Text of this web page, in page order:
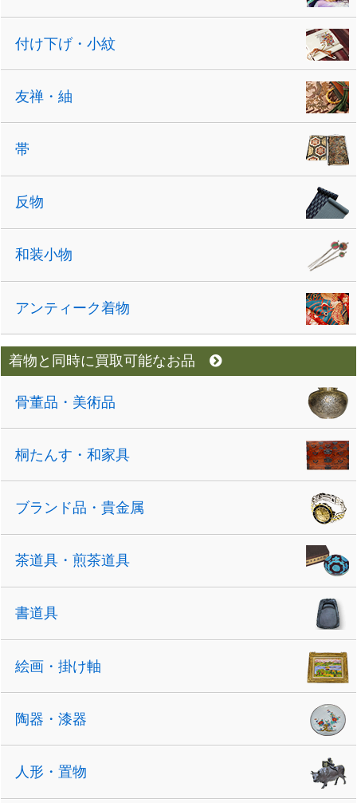
付け下げ・小紋
友禅・紬
帯
反物
和装小物
アンティーク着物
着物と同時に買取可能なお品
骨董品・美術品
桐たんす・和家具
ブランド品・貴金属
茶道具・煎茶道具
書道具
絵画・掛け軸
陶器・漆器
人形・置物